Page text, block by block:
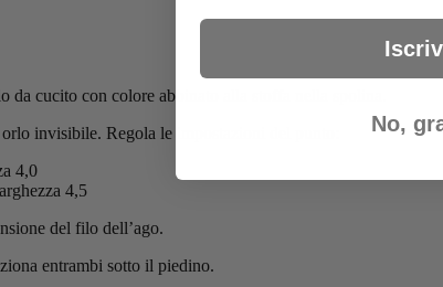
cucito con colore abbinato alla stoffa nella spolina.
invisibile. Regola le impostazioni del punto:
4,0
4,5
del filo dell’ago.
entrambi sotto il piedino.
No,